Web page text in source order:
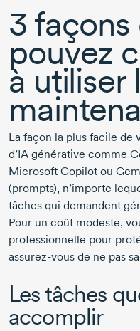
3 façons
pouvez
à utiliser
La façon la plus facile de
d’IA générative comme
Microsoft Copilot ou
(prompts), n’importe
tâches qui demandent
Pour un coût modeste,
professionnelle pour
assurez-vous de ne pas
Les tâches
accomplir